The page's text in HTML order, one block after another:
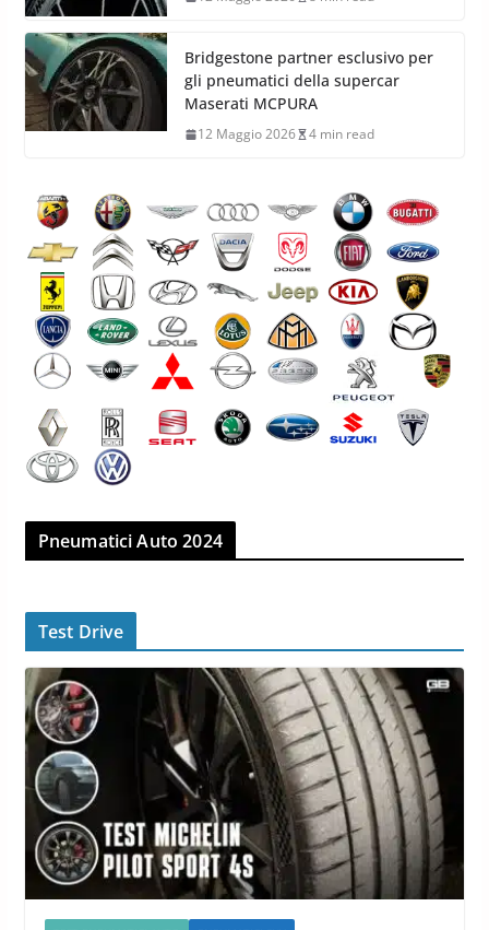
Bridgestone partner esclusivo per
gli pneumatici della supercar
Maserati MCPURA
12 Maggio 2026 4 min read
Pneumatici Auto 2024
Test Drive